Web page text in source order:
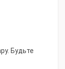
Будьте